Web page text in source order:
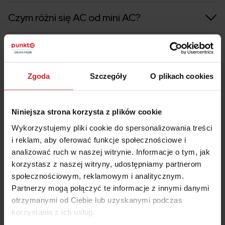
Zgoda Szczegóły O plikach cookies
Niniejsza strona korzysta z plików cookie
Wykorzystujemy pliki cookie do spersonalizowania treści
i reklam, aby oferować funkcje społecznościowe i
analizować ruch w naszej witrynie. Informacje o tym, jak
korzystasz z naszej witryny, udostępniamy partnerom
społecznościowym, reklamowym i analitycznym.
Partnerzy mogą połączyć te informacje z innymi danymi
otrzymanymi od Ciebie lub uzyskanymi podczas
korzystania z ich usług.
Czym różni się AC od mini AC?
Kiedy nie opłaca się AC?
Podsumowanie
Polisa mini AC to rodzaj ubezpieczenia
autocasco, charakteryzująca się ograniczonym
zakresem odpowiedzialności. Oferuje głównie
ochronę w przypadku całkowitej utraty pojazdu,
takiej jak kradzież, zniszczenie w klęsce
żywiołowej lub pożar.